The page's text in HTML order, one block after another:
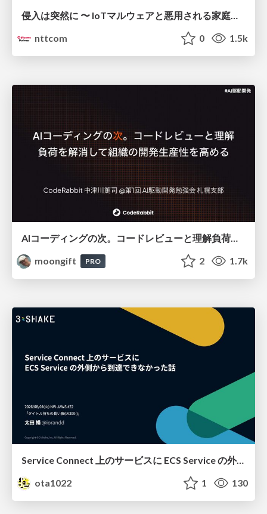
侵入は突然に 〜 IoTマルウェアと悪用される家庭の機器 ～ / When Intrusion Strikes: IoT Malware and the Abuse of Home Devices
nttcom
0 1.5k
moongift
PRO 2 1.7k
Service Connect 上のサービスに ECS Service の外側から到達できなかった話
ota1022
1 130